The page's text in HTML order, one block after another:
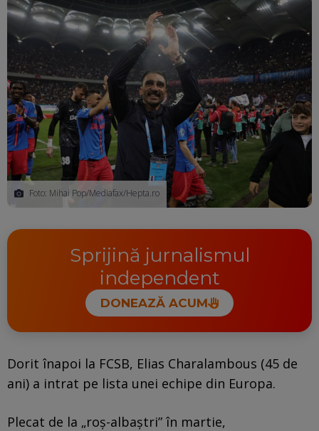
Foto: Mihai Pop/Mediafax/Hepta.ro
Sprijină jurnalismul
independent
DONEAZĂ ACUM
Dorit înapoi la FCSB, Elias Charalambous (45 de
ani) a intrat pe lista unei echipe din Europa.
Plecat de la „roș-albaștri” în martie,